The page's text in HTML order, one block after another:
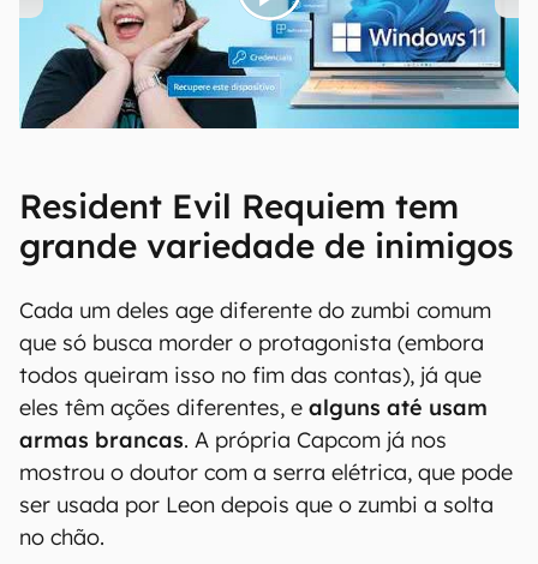
00:00 04:52
Resident Evil Requiem tem
grande variedade de inimigos
Cada um deles age diferente do zumbi comum
que só busca morder o protagonista (embora
todos queiram isso no fim das contas), já que
eles têm ações diferentes, e alguns até usam
armas brancas. A própria Capcom já nos
mostrou o doutor com a serra elétrica, que pode
ser usada por Leon depois que o zumbi a solta
no chão.